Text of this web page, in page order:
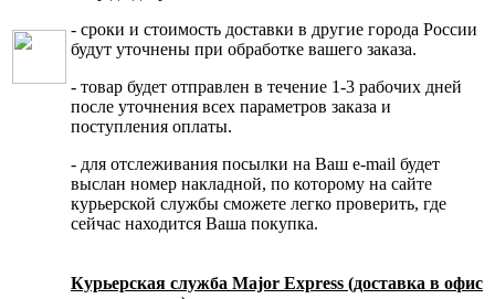
- сроки и стоимость доставки в другие города России
будут уточнены при обработке вашего заказа.
- товар будет отправлен в течение 1-3 рабочих дней
после уточнения всех параметров заказа и
поступления оплаты.
- для отслеживания посылки на Ваш e-mail будет
выслан номер накладной, по которому на сайте
курьерской службы сможете легко проверить, где
сейчас находится Ваша покупка.
Курьерская служба Major Express (доставка в офис